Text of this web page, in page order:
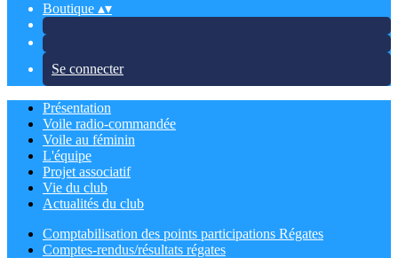
Boutique ▴▾
Se connecter
Présentation
Voile radio-commandée
Voile au féminin
L'équipe
Projet associatif
Vie du club
Actualités du club
Comptabilisation des points participations Régates
Comptes-rendus/résultats régates